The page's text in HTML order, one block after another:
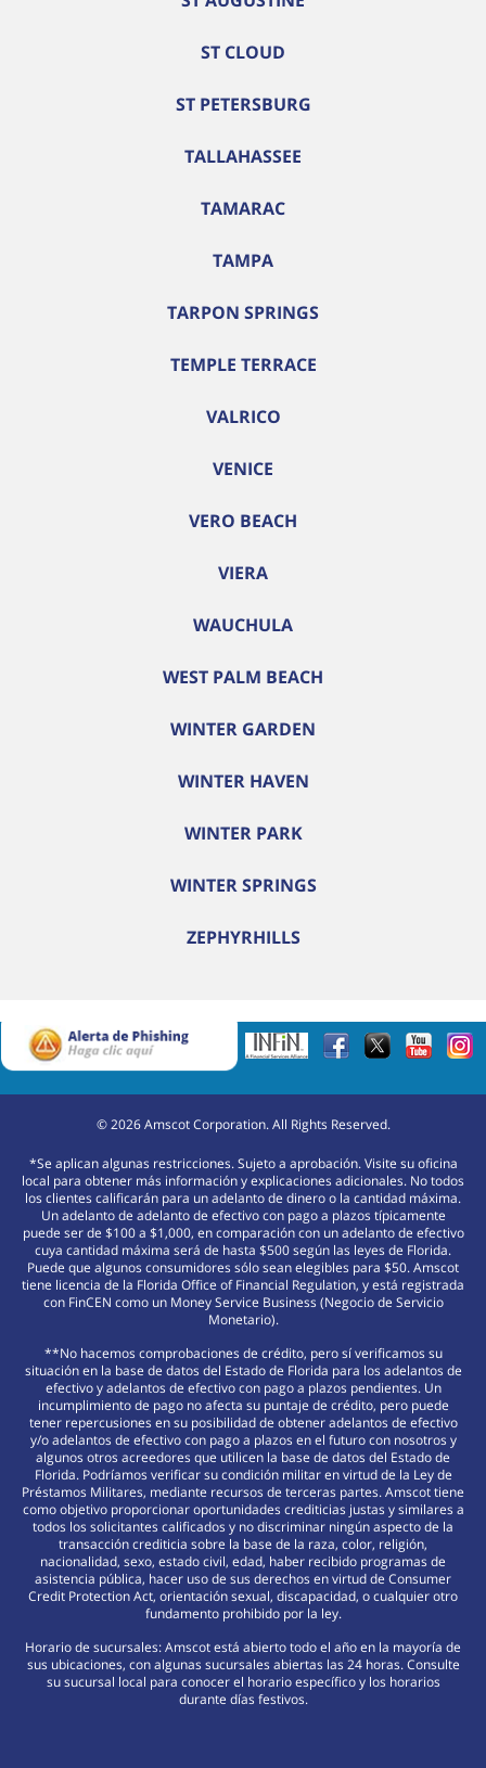
ST CLOUD
ST PETERSBURG
TALLAHASSEE
TAMARAC
TAMPA
TARPON SPRINGS
TEMPLE TERRACE
VALRICO
VENICE
VERO BEACH
VIERA
WAUCHULA
WEST PALM BEACH
WINTER GARDEN
WINTER HAVEN
WINTER PARK
WINTER SPRINGS
ZEPHYRHILLS
©2026Amscot Corporation. All Rights Reserved.
*Se aplican algunas restricciones. Sujeto a aprobación. Visite su oficina
local para obtener más información y explicaciones adicionales. No todos
los clientes calificarán para un adelanto de dinero o la cantidad máxima.
Un adelanto de adelanto de efectivo con pago a plazos típicamente
puede ser de $100 a $1,000, en comparación con un adelanto de efectivo
cuya cantidad máxima será de hasta $500 según las leyes de Florida.
Puede que algunos consumidores sólo sean elegibles para $50. Amscot
tiene licencia de la Florida Office of Financial Regulation, y está registrada
con FinCEN como un Money Service Business (Negocio de Servicio
Monetario).
**No hacemos comprobaciones de crédito, pero sí verificamos su
situación en la base de datos del Estado de Florida para los adelantos de
efectivo y adelantos de efectivo con pago a plazos pendientes. Un
incumplimiento de pago no afecta su puntaje de crédito, pero puede
tener repercusiones en su posibilidad de obtener adelantos de efectivo
y/o adelantos de efectivo con pago a plazos en el futuro con nosotros y
algunos otros acreedores que utilicen la base de datos del Estado de
Florida. Podríamos verificar su condición militar en virtud de la Ley de
Préstamos Militares, mediante recursos de terceras partes. Amscot tiene
como objetivo proporcionar oportunidades crediticias justas y similares a
todos los solicitantes calificados y no discriminar ningún aspecto de la
transacción crediticia sobre la base de la raza, color, religión,
nacionalidad, sexo, estado civil, edad, haber recibido programas de
asistencia pública, hacer uso de sus derechos en virtud de Consumer
Credit Protection Act, orientación sexual, discapacidad, o cualquier otro
fundamento prohibido por la ley.
Horario de sucursales: Amscot está abierto todo el año en la mayoría de
sus ubicaciones, con algunas sucursales abiertas las 24 horas. Consulte
su sucursal local para conocer el horario específico y los horarios
durante días festivos.